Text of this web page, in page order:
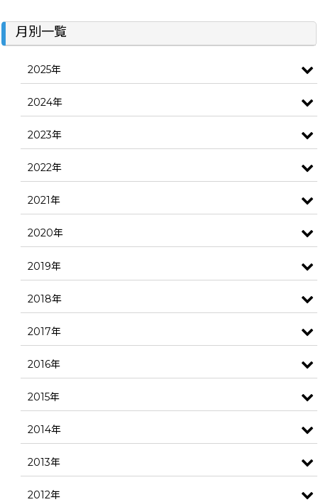
月別一覧
2025年
2024年
2023年
2022年
2021年
2020年
2019年
2018年
2017年
2016年
2015年
2014年
2013年
2012年